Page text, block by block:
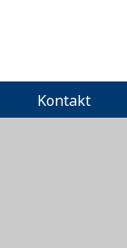
Kontakt